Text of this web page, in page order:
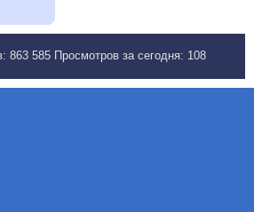
863 585 Просмотров за сегодня: 108